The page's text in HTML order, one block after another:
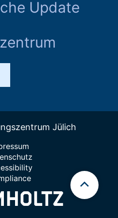
Update
Jülich